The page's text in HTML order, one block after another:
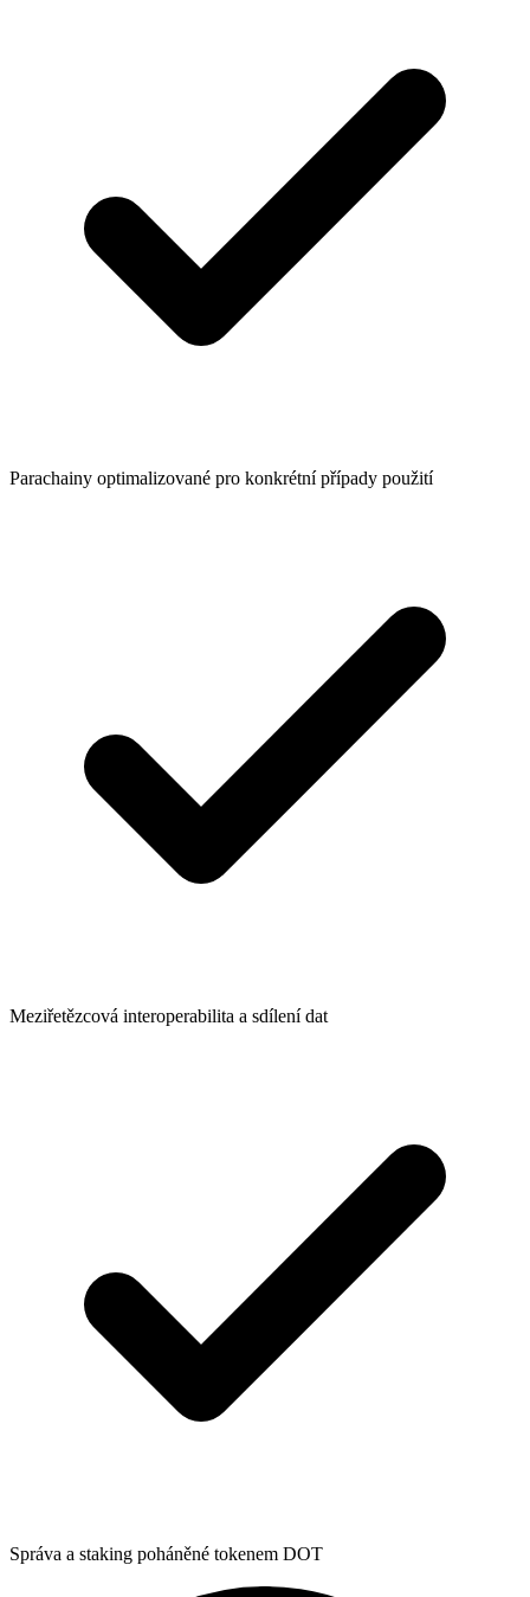
Parachainy optimalizované pro konkrétní případy použití
Meziřetězcová interoperabilita a sdílení dat
Správa a staking poháněné tokenem DOT